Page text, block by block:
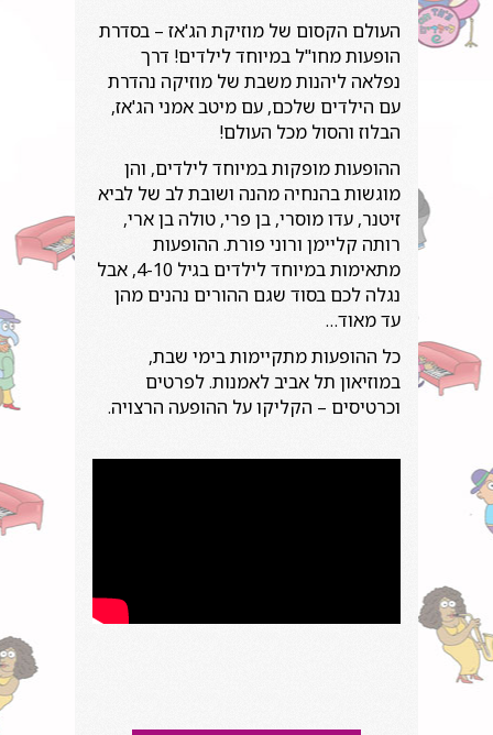
העולם הקסום של מוזיקת הג'אז – בסדרת
הופעות מחו"ל במיוחד לילדים! דרך
נפלאה ליהנות משבת של מוזיקה נהדרת
עם הילדים שלכם, עם מיטב אמני הג'אז,
הבלוז והסול מכל העולם!
ההופעות מופקות במיוחד לילדים, והן
מוגשות בהנחיה מהנה ושובת לב של לביא
זיטנר, עדו מוסרי, בן פרי, טולה בן ארי,
רותה קליימן ורוני פורת. ההופעות
מתאימות במיוחד לילדים בגיל 4-10, אבל
נגלה לכם בסוד שגם ההורים נהנים מהן
עד מאוד…
כל ההופעות מתקיימות בימי שבת,
במוזיאון תל אביב לאמנות. לפרטים
וכרטיסים – הקליקו על ההופעה הרצויה.